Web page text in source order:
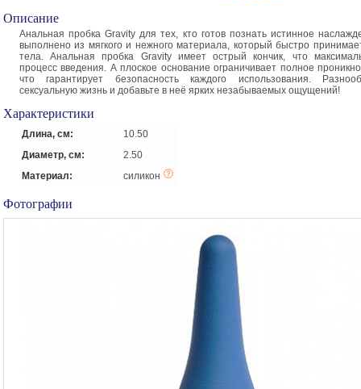
Описание
Анальная пробка Gravity для тех, кто готов познать истинное
выполнено из мягкого и нежного материала, который быстро
тела. Анальная пробка Gravity имеет острый кончик, что
процесс введения. А плоское основание ограничивает полное
что гарантирует безопасность каждого использования.
сексуальную жизнь и добавьте в неё ярких незабываемых ощущений!
Характеристики
Длина, см:
10.50
Диаметр, см:
2.50
Материал:
силикон
Фотографии